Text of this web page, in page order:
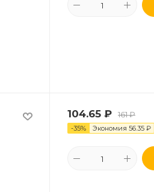
104.65 ₽ 161₽
-35% Экономия 56.35 ₽